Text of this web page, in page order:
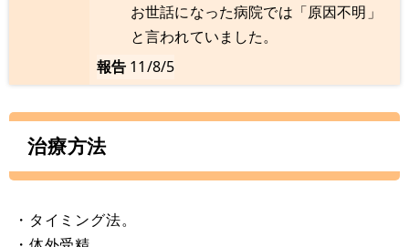
お世話になった病院では「原因不明」
と言われていました。
報告 11/8/5
治療方法
・タイミング法。